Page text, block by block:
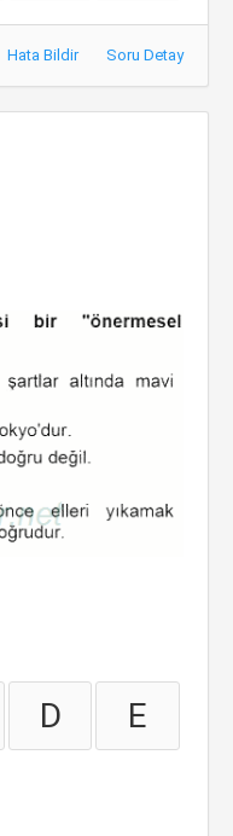
Hata Bildir Soru Detay
D E